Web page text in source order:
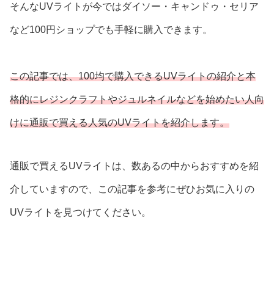
そんなUVライトが今ではダイソー・キャンドゥ・セリア
など100円ショップでも手軽に購入できます。
この記事では、100均で購入できるUVライトの紹介と本
格的にレジンクラフトやジュルネイルなどを始めたい人向
けに通販で買える人気のUVライトを紹介します。
通販で買えるUVライトは、数あるの中からおすすめを紹
介していますので、この記事を参考にぜひお気に入りの
UVライトを見つけてください。